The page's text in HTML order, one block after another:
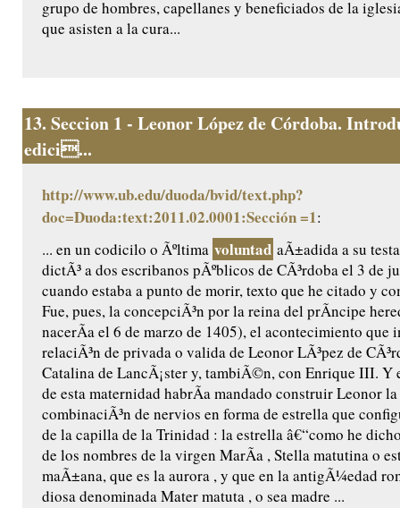
grupo de hombres, capellanes y beneficiados de la
que asisten a la cura...
13. Seccion 1 - Leonor López de Córdoba.
edici...
http://www.ub.edu/duoda/bvid/text.php?
doc=Duoda:text:2011.02.0001:Sección =1:
... en un codicilo o Ãºltima voluntad aÃ±adida a su
dictÃ³ a dos escribanos pÃºblicos de CÃ³rdoba el 3 de
cuando estaba a punto de morir, texto que he citado y
Fue, pues, la concepciÃ³n por la reina del prÃ­ncipe
nacerÃ­a el 6 de marzo de 1405), el acontecimiento que
relaciÃ³n de privada o valida de Leonor LÃ³pez de
Catalina de LancÃ¡ster y, tambiÃ©n, con Enrique III. Y
de esta maternidad habrÃ­a mandado construir Leonor
combinaciÃ³n de nervios en forma de estrella que
de la capilla de la Trinidad : la estrella â€“como he
de los nombres de la virgen MarÃ­a , Stella matutina o
maÃ±ana, que es la aurora , y que en la antigÃ¼edad
diosa denominada Mater matuta , o sea madre ...